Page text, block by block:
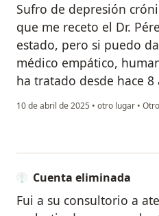
Sufro de depresión
que me receto el Dr.
estado, pero si puedo
médico empático,
ha tratado desde hace 8
10 de abril de 2025 • otro lugar • Otro
Cuenta eliminada
Fui a su consultorio a